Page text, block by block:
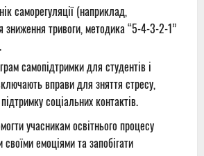
саморегуляції (наприклад,
зниження тривоги, методика “5-4-3-2-1”
самопідтримки для студентів і
вправи для зняття стресу,
соціальних контактів.
учасникам освітнього процесу
емоціями та запобігати